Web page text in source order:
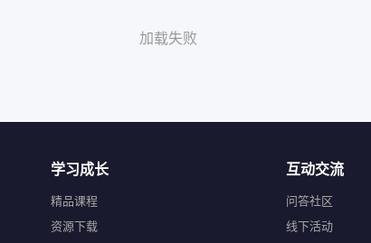
加载失败
学习成长
精品课程
资源下载
互动交流
问答社区
线下活动